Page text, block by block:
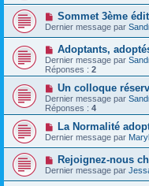
Sommet 3ème
Dernier message par
Adoptants,
Dernier message par
Réponses : 2
Un colloque
Dernier message par
Réponses : 4
La Normalité
Dernier message par
Rejoignez-nous
Dernier message par